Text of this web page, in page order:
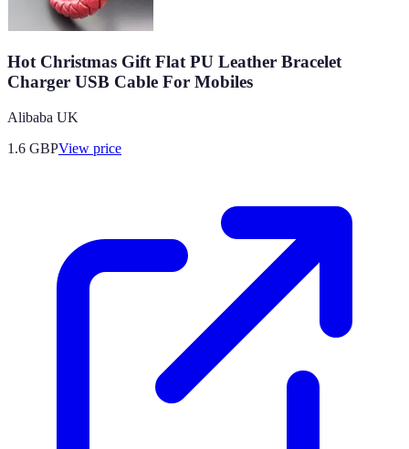
Hot Christmas Gift Flat PU Leather Bracelet
Charger USB Cable For Mobiles
Alibaba UK
1.6 GBPView price